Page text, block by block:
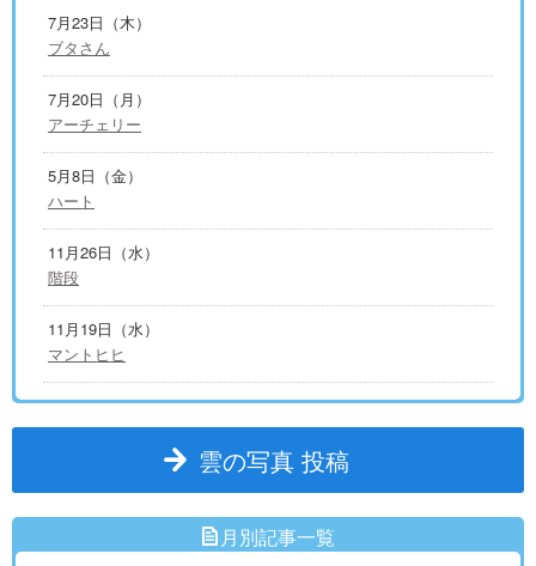
7月23日（木）
ブタさん
7月20日（月）
アーチェリー
5月8日（金）
ハート
11月26日（水）
階段
11月19日（水）
マントヒヒ
雲の写真 投稿
月別記事一覧